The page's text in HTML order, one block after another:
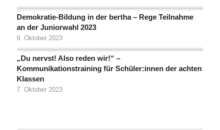
Demokratie-Bildung in der bertha – Rege Teilnahme
an der Juniorwahl 2023
9. Oktober 2023
„Du nervst! Also reden wir!“ –
Kommunikationstraining für Schüler:innen der achten
Klassen
7. Oktober 2023